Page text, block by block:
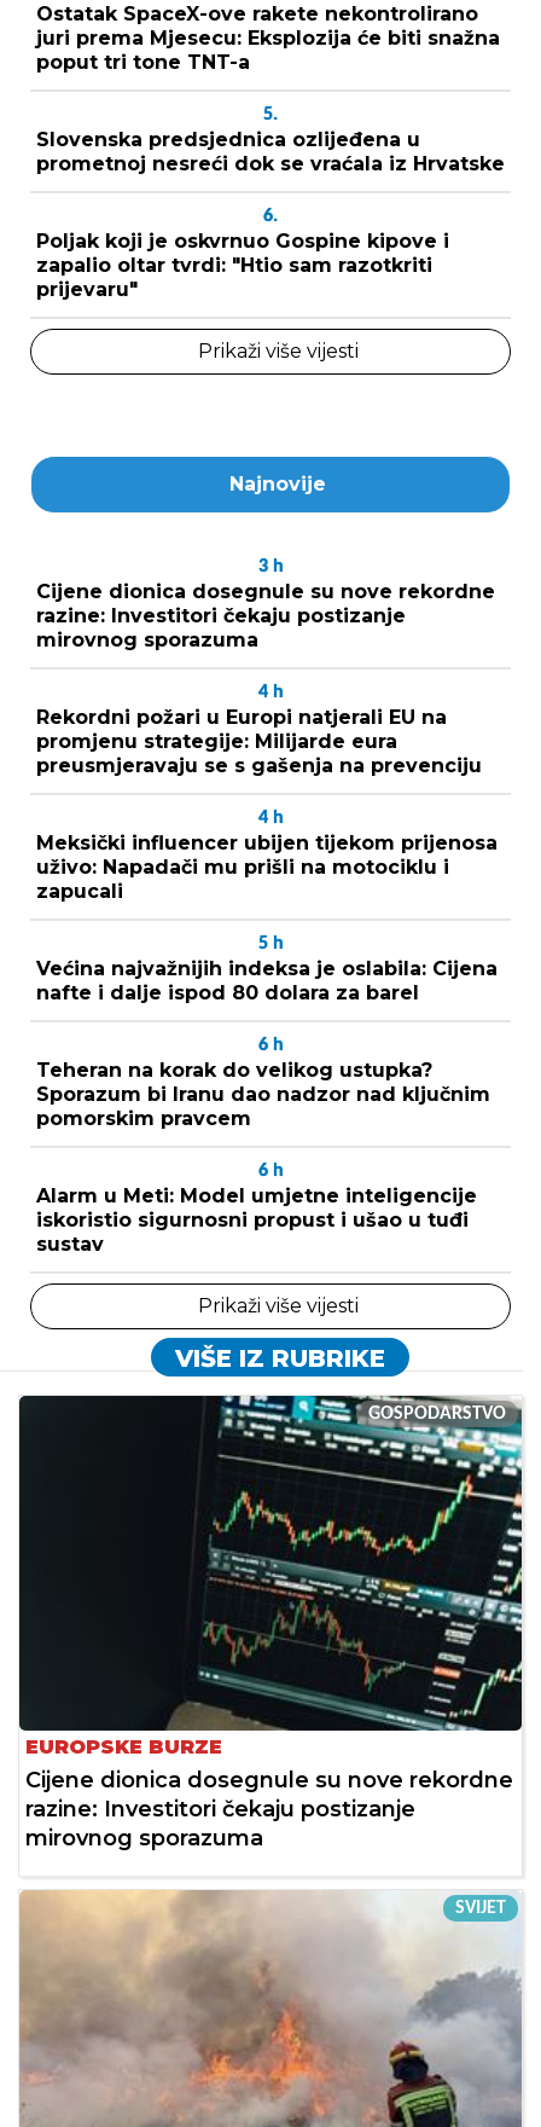
Ostatak SpaceX-ove rakete nekontrolirano
juri prema Mjesecu: Eksplozija će biti snažna
poput tri tone TNT-a
5.
Slovenska predsjednica ozlijeđena u
prometnoj nesreći dok se vraćala iz Hrvatske
6.
Poljak koji je oskvrnuo Gospine kipove i
zapalio oltar tvrdi: "Htio sam razotkriti
prijevaru"
Prikaži više vijesti
Najnovije
3 h
Cijene dionica dosegnule su nove rekordne
razine: Investitori čekaju postizanje
mirovnog sporazuma
4 h
Rekordni požari u Europi natjerali EU na
promjenu strategije: Milijarde eura
preusmjeravaju se s gašenja na prevenciju
4 h
Meksički influencer ubijen tijekom prijenosa
uživo: Napadači mu prišli na motociklu i
zapucali
5 h
Većina najvažnijih indeksa je oslabila: Cijena
nafte i dalje ispod 80 dolara za barel
6 h
Teheran na korak do velikog ustupka?
Sporazum bi Iranu dao nadzor nad ključnim
pomorskim pravcem
6 h
Alarm u Meti: Model umjetne inteligencije
iskoristio sigurnosni propust i ušao u tuđi
sustav
Prikaži više vijesti
VIŠE IZ RUBRIKE
GOSPODARSTVO
EUROPSKE BURZE
Cijene dionica dosegnule su nove rekordne
razine: Investitori čekaju postizanje
mirovnog sporazuma
SVIJET